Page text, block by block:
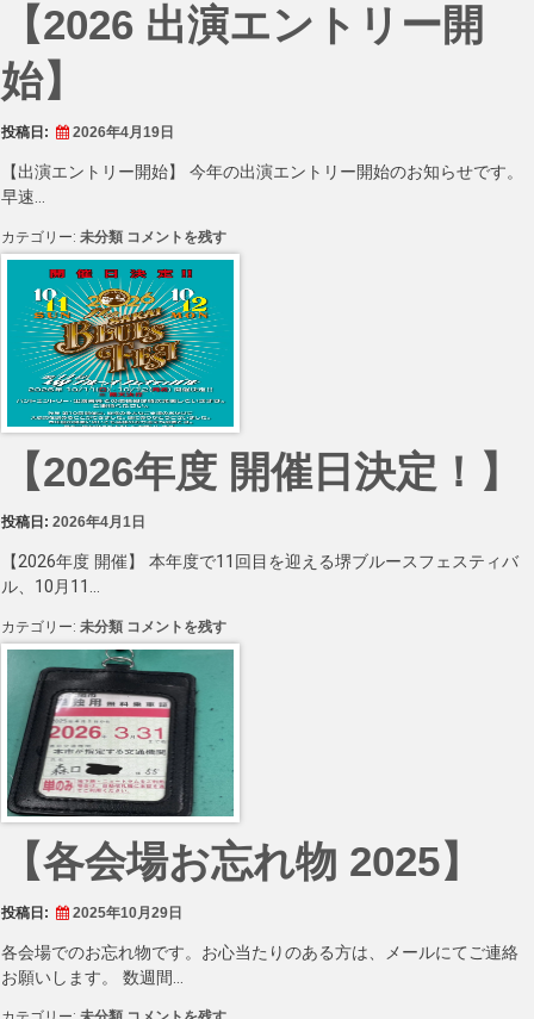
ト
受
中!!
【2026 出演エントリー開
始】
投稿日: 2026年4月19日
【出演エントリー開始】 今年の出演エントリー開始のお知らせです。
早速…
カテゴリー: 未分類 【2026
出
演
エ
ン
ト
リ
ー
開
始】
に
コメントを残す
【2026年度 開催日決定！】
投稿日: 2026年4月1日
【2026年度 開催】 本年度で11回目を迎える堺ブルースフェスティバ
ル、10月11…
カテゴリー: 未分類 【2026
年
度
催
日
決
定！】
に
コメントを残す
【各会場お忘れ物 2025】
投稿日: 2025年10月29日
各会場でのお忘れ物です。お心当たりのある方は、メールにてご連絡
お願いします。 数週間…